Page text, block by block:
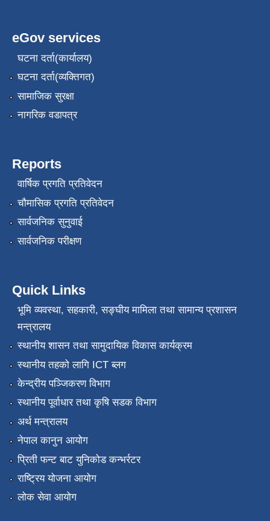
eGov services
घटना दर्ता(कार्यालय)
घटना दर्ता(व्यक्तिगत)
सामाजिक सुरक्षा
नागरिक वडापत्र
Reports
वार्षिक प्रगति प्रतिवेदन
चौमासिक प्रगति प्रतिवेदन
सार्वजनिक सुनुवाई
सार्वजनिक परीक्षण
Quick Links
भूमि व्यवस्था, सहकारी, सङ्‍घीय मामिला तथा सामान्य प्रशासन
मन्त्रालय
स्थानीय शासन तथा सामुदायिक विकास कार्यक्रम
स्थानीय तहको लागि ICT ब्लग
केन्द्रीय पञ्जिकरण विभाग
स्थानीय पूर्वाधार तथा कृषि सडक विभाग
अर्थ मन्त्रालय
नेपाल कानुन आयोग
प्रिती फन्ट बाट युनिकोड कन्भर्रटर
राष्ट्रिय योजना आयोग
लोक सेवा आयोग